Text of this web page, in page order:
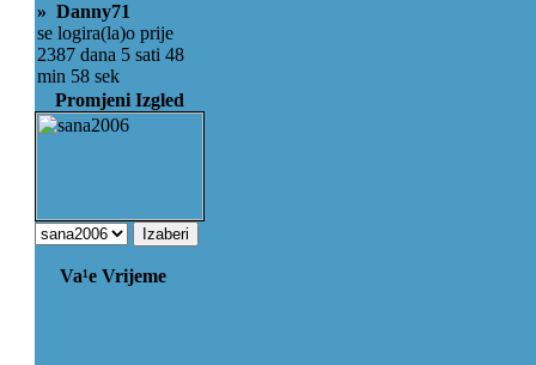
» Danny71
se logira(la)o prije
2387 dana 5 sati 48
min 58 sek
Promjeni Izgled
Va¹e Vrijeme